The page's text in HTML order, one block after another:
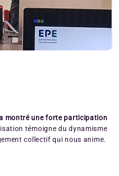
a montré une forte participation
témoigne du dynamisme
collectif qui nous anime.